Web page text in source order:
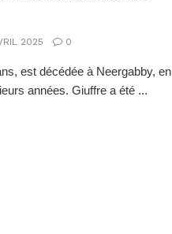
2025 0
est décédée à Neergabby, en
années. Giuffre a été ...